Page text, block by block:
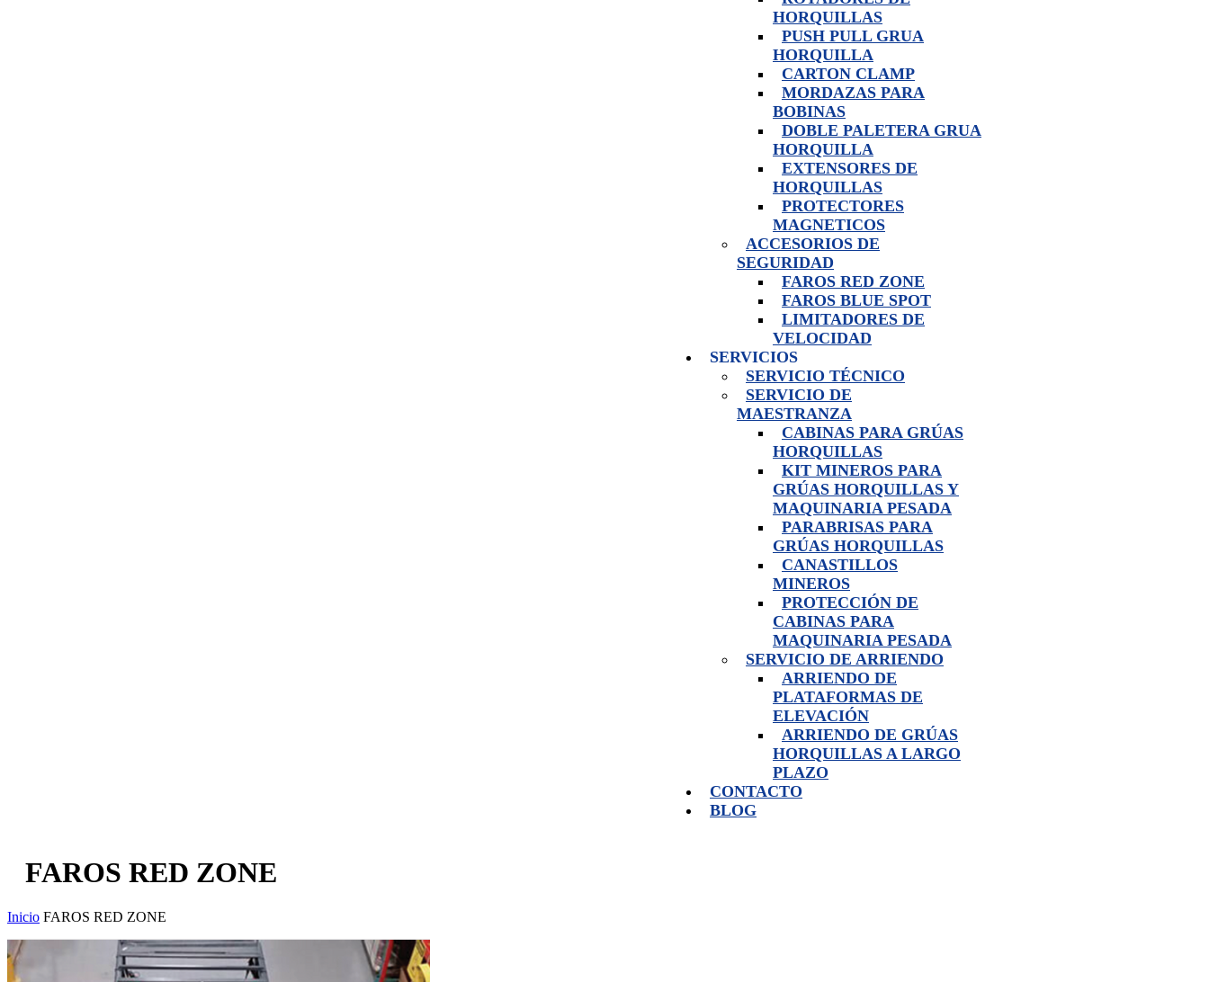
HORQUILLAS
PUSH PULL GRUA
HORQUILLA
CARTON CLAMP
MORDAZAS PARA
BOBINAS
DOBLE PALETERA GRUA
HORQUILLA
EXTENSORES DE
HORQUILLAS
PROTECTORES
MAGNETICOS
ACCESORIOS DE
SEGURIDAD
FAROS RED ZONE
FAROS BLUE SPOT
LIMITADORES DE
VELOCIDAD
SERVICIOS
SERVICIO TÉCNICO
SERVICIO DE
MAESTRANZA
CABINAS PARA GRÚAS
HORQUILLAS
KIT MINEROS PARA
GRÚAS HORQUILLAS Y
MAQUINARIA PESADA
PARABRISAS PARA
GRÚAS HORQUILLAS
CANASTILLOS
MINEROS
PROTECCIÓN DE
CABINAS PARA
MAQUINARIA PESADA
SERVICIO DE ARRIENDO
ARRIENDO DE
PLATAFORMAS DE
ELEVACIÓN
ARRIENDO DE GRÚAS
HORQUILLAS A LARGO
PLAZO
CONTACTO
BLOG
FAROS RED ZONE
Inicio FAROS RED ZONE